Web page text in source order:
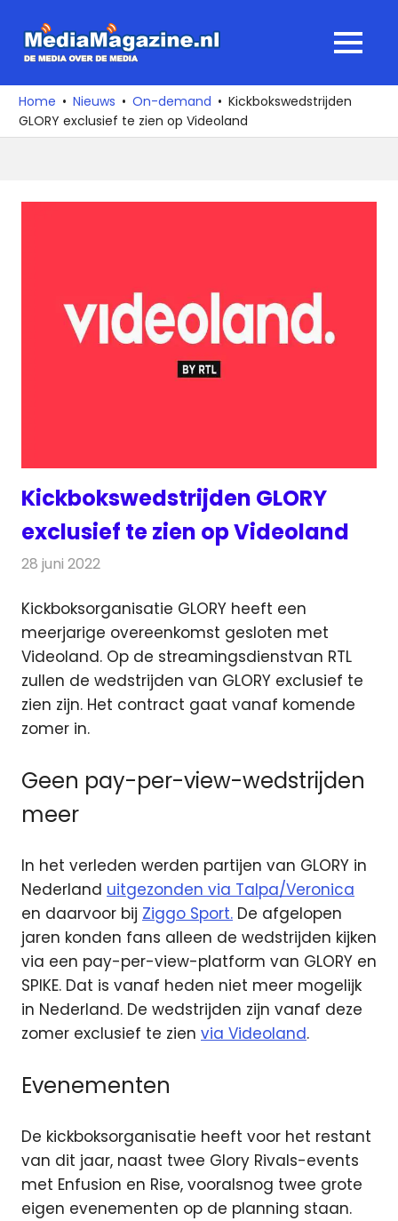
naar
media
over
de
MENU
Home Nieuws On-demand
Kickbokswedstrijden
GLORY exclusief te zien op Videoland
Kickbokswedstrijden GLORY
exclusief te zien op Videoland
28 juni 2022
Kickboksorganisatie GLORY heeft een
meerjarige overeenkomst gesloten met
Videoland. Op de streamingsdienstvan RTL
zullen de wedstrijden van GLORY exclusief te
zien zijn. Het contract gaat vanaf komende
zomer in.
Geen pay-per-view-wedstrijden
meer
In het verleden werden partijen van GLORY in
Nederland uitgezonden via Talpa/Veronica
en daarvoor bij Ziggo Sport. De afgelopen
jaren konden fans alleen de wedstrijden kijken
via een pay-per-view-platform van GLORY en
SPIKE. Dat is vanaf heden niet meer mogelijk
in Nederland. De wedstrijden zijn vanaf deze
zomer exclusief te zien via Videoland.
Evenementen
De kickboksorganisatie heeft voor het restant
van dit jaar, naast twee Glory Rivals-events
met Enfusion en Rise, vooralsnog twee grote
eigen evenementen op de planning staan.